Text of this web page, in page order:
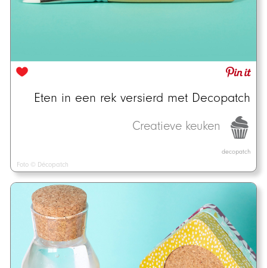
Eten in een rek versierd met Decopatch
Creatieve keuken
decopatch
Foto © Décopatch